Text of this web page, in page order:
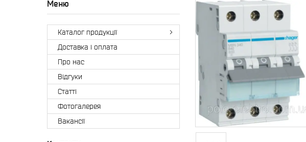
Каталог продукції
Доставка і оплата
Про нас
Відгуки
Статті
Фотогалерея
Вакансії